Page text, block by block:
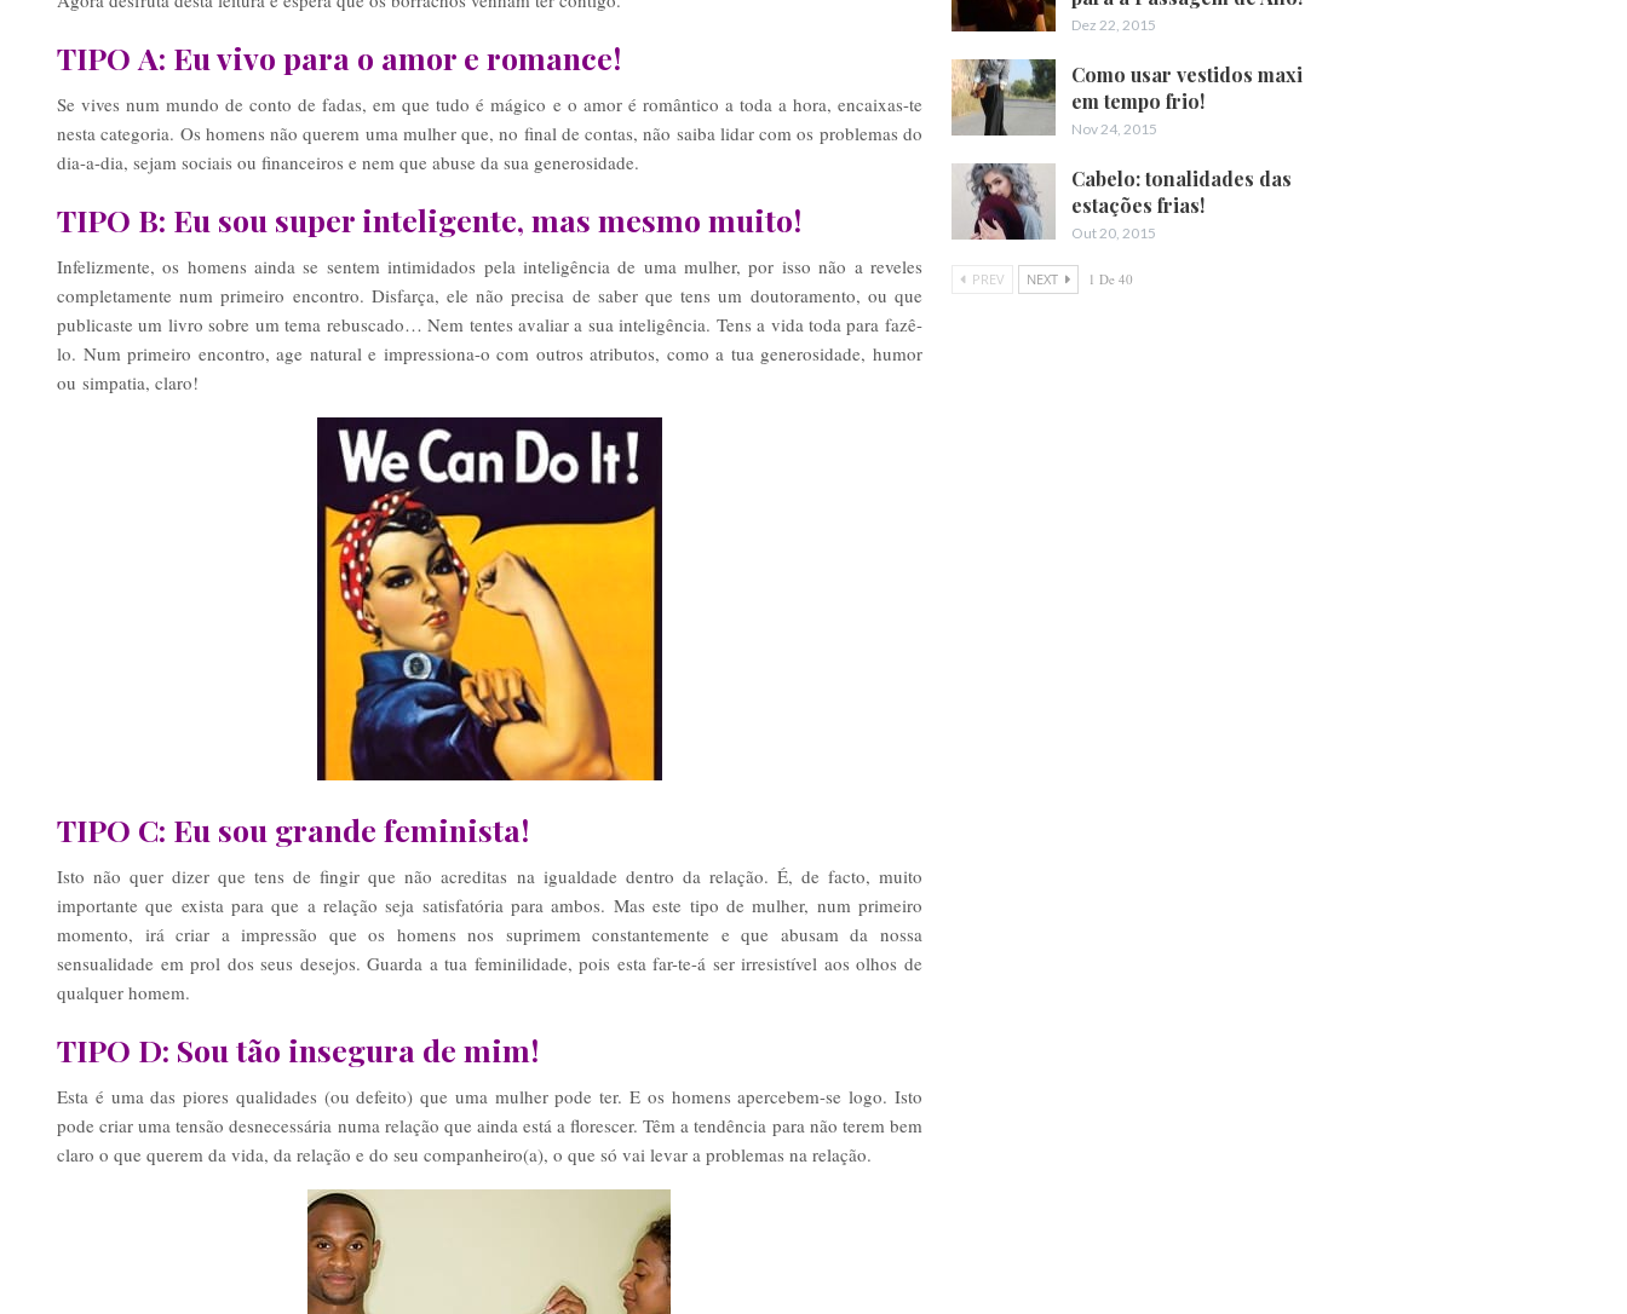
TIPO A: Eu vivo para o amor e romance!
Se vives num mundo de conto de fadas, em que tudo é mágico e o amor é romântico a toda a hora, encaixas-te
nesta categoria. Os homens não querem uma mulher que, no final de contas, não saiba lidar com os problemas do
dia-a-dia, sejam sociais ou financeiros e nem que abuse da sua generosidade.
TIPO B: Eu sou super inteligente, mas mesmo muito!
Infelizmente, os homens ainda se sentem intimidados pela inteligência de uma mulher, por isso não a reveles
completamente num primeiro encontro. Disfarça, ele não precisa de saber que tens um doutoramento, ou que
publicaste um livro sobre um tema rebuscado… Nem tentes avaliar a sua inteligência. Tens a vida toda para fazê-
lo. Num primeiro encontro, age natural e impressiona-o com outros atributos, como a tua generosidade, humor
ou simpatia, claro!
TIPO C: Eu sou grande feminista!
Isto não quer dizer que tens de fingir que não acreditas na igualdade dentro da relação. É, de facto, muito
importante que exista para que a relação seja satisfatória para ambos. Mas este tipo de mulher, num primeiro
momento, irá criar a impressão que os homens nos suprimem constantemente e que abusam da nossa
sensualidade em prol dos seus desejos. Guarda a tua feminilidade, pois esta far-te-á ser irresistível aos olhos de
qualquer homem.
TIPO D: Sou tão insegura de mim!
Esta é uma das piores qualidades (ou defeito) que uma mulher pode ter. E os homens apercebem-se logo. Isto
pode criar uma tensão desnecessária numa relação que ainda está a florescer. Têm a tendência para não terem bem
claro o que querem da vida, da relação e do seu companheiro(a), o que só vai levar a problemas na relação.
Dez 22, 2015
Como usar vestidos maxi
em tempo frio!
Nov 24, 2015
Cabelo: tonalidades das
estações frias!
Out 20, 2015
PREV NEXT 1 De 40